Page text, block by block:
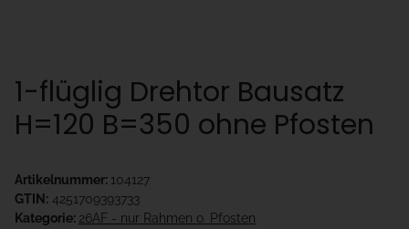
1-flüglig Drehtor Bausatz
H=120 B=350 ohne Pfosten
Artikelnummer: 104127
GTIN: 4251709393733
Kategorie: 26AF - nur Rahmen o. Pfosten